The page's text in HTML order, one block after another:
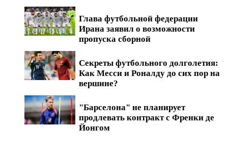
Глава футбольной федерации
Ирана заявил о возможности
пропуска сборной
Секреты футбольного долголетия:
Как Месси и Роналду до сих пор на
вершине?
"Барселона" не планирует
продлевать контракт с Френки де
Йонгом